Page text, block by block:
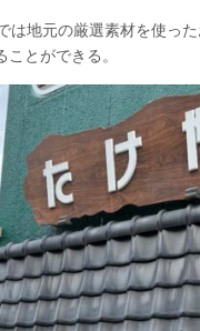
は地元の厳選素材を使っ
とができる。